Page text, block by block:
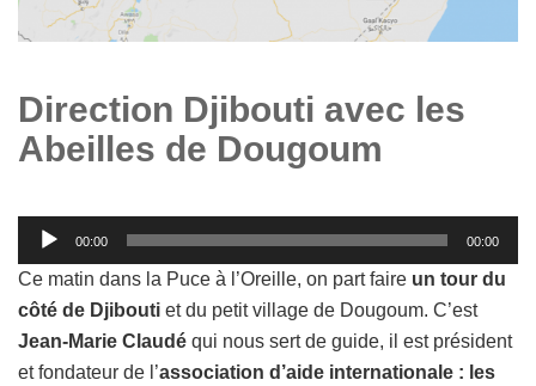
Direction Djibouti avec les
Abeilles de Dougoum
Lecteur
audio
00:00 00:00
Ce matin dans la Puce à l’Oreille, on part faire un tour du
côté de Djibouti et du petit village de Dougoum. C’est
Jean-Marie Claudé qui nous sert de guide, il est président
et fondateur de l’association d’aide internationale : les